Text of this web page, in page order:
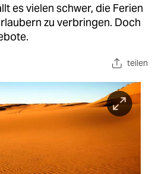
es vielen schwer, die Ferien
zu verbringen. Doch
teilen